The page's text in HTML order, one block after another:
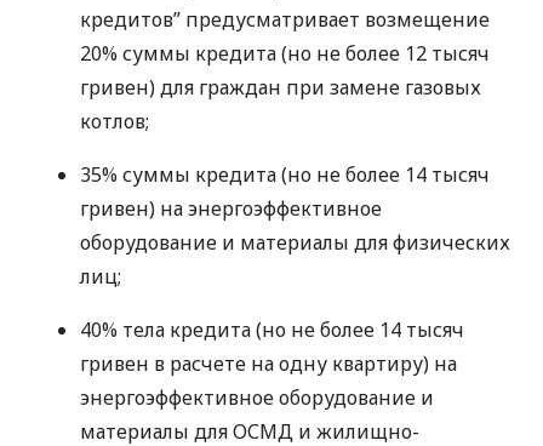
кредитов” предусматривает возмещение
20% суммы кредита (но не более 12 тысяч
гривен) для граждан при замене газовых
котлов;
35% суммы кредита (но не более 14 тысяч
гривен) на энергоэффективное
оборудование и материалы для физических
лиц;
40% тела кредита (но не более 14 тысяч
гривен в расчете на одну квартиру) на
энергоэффективное оборудование и
материалы дляОСМД и жилищно-